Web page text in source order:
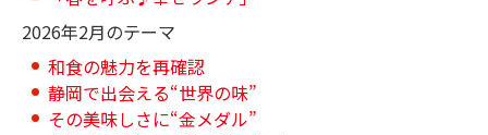
2026年2月のテーマ
和食の魅力を再確認
静岡で出会える“世界の味”
その美味しさに“金メダル”